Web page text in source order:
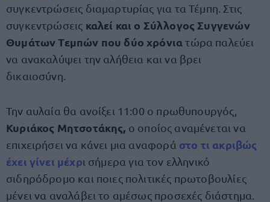
συγκεντρώσεις διαμαρτυρίας για τα Τέμπη. Στις
συγκεντρώσεις καλεί και ο Σύλλογος Συγγενών
Θυμάτων Τεμπών που δύο χρόνιατώρα παλεύει
να ανακαλύψει την αλήθεια και να βρει
δικαιοσύνη.
Την αυλαία θα ανοίξει 11:00 ο πρωθυπουργός,
Κυριάκος Μητσοτάκης, ο οποίος αναμένεται να
επιχειρήσει να κάνει μια αναφορά στο τι ακριβώς
έχει γίνει μέχρι σήμερα για τον ελληνικό
σιδηρόδρομο και ποιες πολιτικές πρωτοβουλίες
μένει να αναλάβει το αμέσως προσεχές διάστημα.